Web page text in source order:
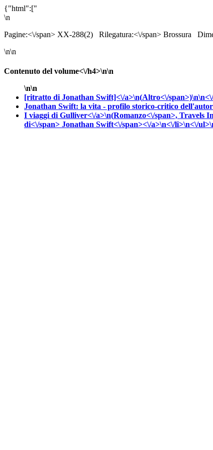
{"html":["
\n
Pagine:<\/span> XX-288(2) Rilegatura:<\/span> Brossura
\n\n
Contenuto del volume<\/h4>\n\n
\n\n
[ritratto di Jonathan Swift]<\/a>\n(Altro<\/
Jonathan Swift: la vita - profilo storico-critico
I viaggi di Gulliver<\/a>\n(Romanzo<\/span>, Travels
di<\/span> Jonathan Swift<\/span><\/a>\n<\/li>\n<\/